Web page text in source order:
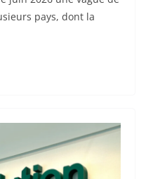
pays, dont la